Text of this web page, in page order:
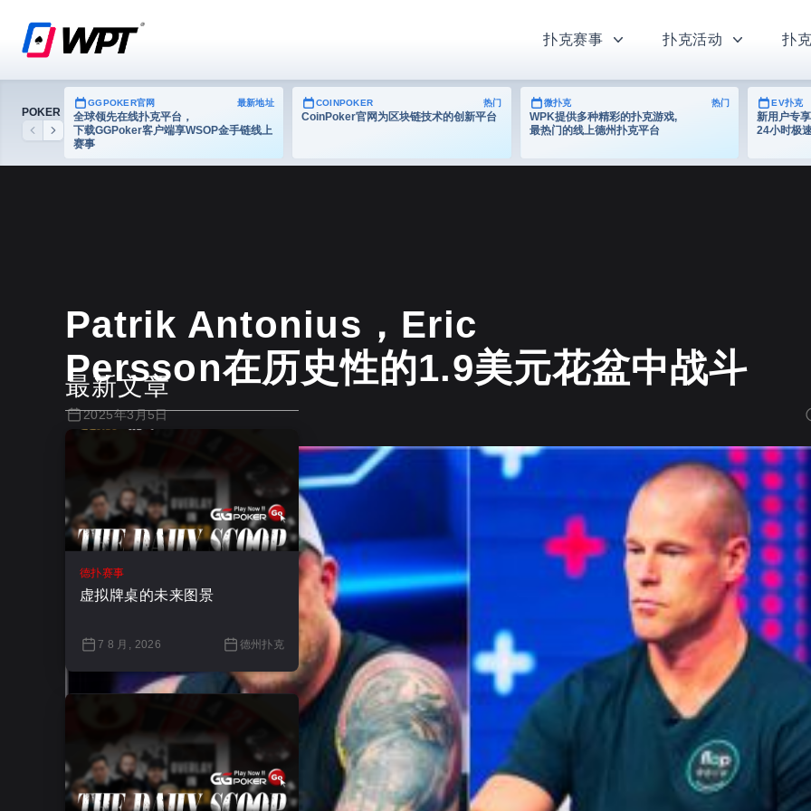
扑克赛事 扑克活动 扑
POKER
Previous
Next
GGPOKER官网 最新地址
全球领先在线扑克平台，
下载GGPoker客户端享WSOP金手链线上
赛事
COINPOKER 热门
CoinPoker官网为区块链技术的创新平台
微扑克 热门
WPK提供多种精彩的扑克游戏,
最热门的线上德州扑克平台
EV扑克
新用户专
24小时极
Patrik Antonius，Eric
Persson在历史性的1.9美元花盆中战斗
2025年3月5日
最新文章
德扑赛事
虚拟牌桌的未来图景
7 8 月, 2026 德州扑克